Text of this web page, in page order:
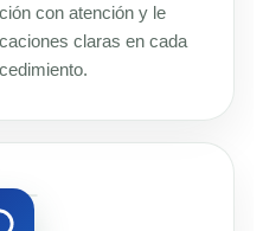
con atención y le
claras en cada